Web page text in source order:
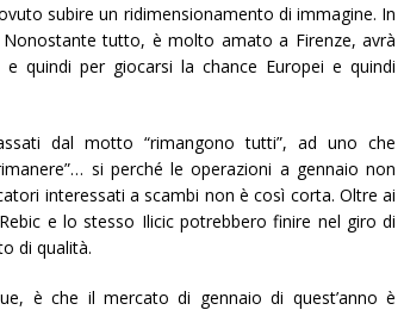
subire un ridimensionamento di immagine. In
tutto, è molto amato a Firenze, avrà
quindi per giocarsi la chance Europei e quindi
dal motto “rimangono tutti”, ad uno che
si perché le operazioni a gennaio non
interessati a scambi non è così corta. Oltre ai
e lo stesso Ilicic potrebbero finire nel giro di
di qualità.
è che il mercato di gennaio di quest’anno è